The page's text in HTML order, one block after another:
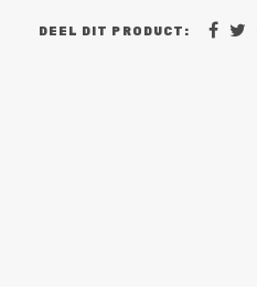
DEEL DIT PRODUCT: